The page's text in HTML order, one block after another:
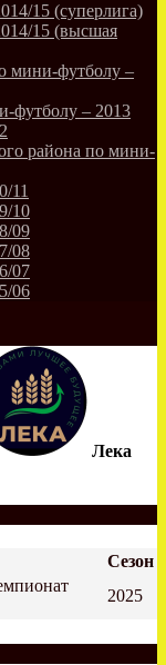
15 (суперлига)
15 (высшая
мини-футболу –
футболу – 2013
района по мини-
11
10
09
08
07
06
Лека
Сезон
2025